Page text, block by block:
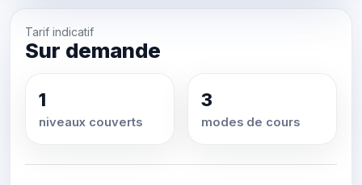
Tarif indicatif
Sur demande
1
niveaux couverts
3
modes de cours